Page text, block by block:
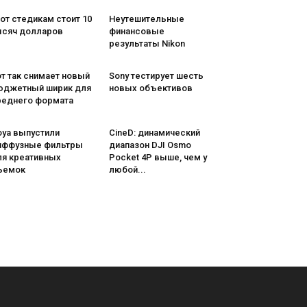
стедикам стоит 10
долларов
Неутешительные
финансовые
результаты Nikon
так снимает новый
ширик для
формата
Sony тестирует шесть
новых объективов
выпустили
фильтры
креативных
CineD: динамический
диапазон DJI Osmo
Pocket 4P выше, чем у
любой...